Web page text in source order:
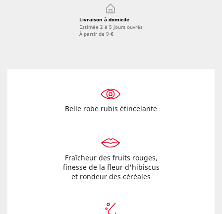
Livraison à domicile
Estimée 2 à 5 jours ouvrés
À partir de 9 €
Belle robe rubis étincelante
Fraîcheur des fruits rouges,
finesse de la fleur d'hibiscus
et rondeur des céréales